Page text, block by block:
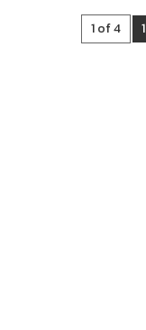
1 of 4 1